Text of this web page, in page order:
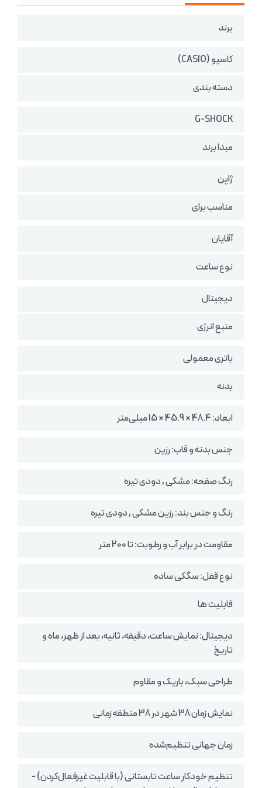
برند
کاسیو (CASIO)
دسته بندی
G-SHOCK
مبدا برند
ژاپن
مناسب برای
آقایان
نوع ساعت
دیجیتال
منبع انرژی
باتری معمولی
بدنه
ابعاد: 48.4 × 45.9 × 15 میلی‌متر
جنس بدنه و قاب: رزین
رنگ صفحه: مشکی , دودی تیره
رنگ و جنس بند: رزین مشکی , دودی تیره
مقاومت در برابر آب و رطوبت: تا 200 متر
نوع قفل: سگکی ساده
قابلیت ها
دیجیتال: نمایش ساعت، دقیقه، ثانیه، بعد از ظهر، ماه و
تاریخ
طراحی سبک، باریک و مقاوم
نمایش زمان 38 شهر در 38 منطقه زمانی
زمان جهانی تنظیم‌شده
تنظیم خودکار ساعت تابستانی (با قابلیت غیرفعال‌کردن) -